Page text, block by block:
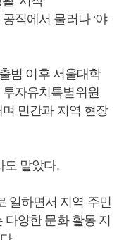
직에서 물러나 ‘야
범 이후 서울대학
자유치특별위원
민간과 지역 현장
도 맡았다.
일하면서 지역 주민
양한 문화 활동 지